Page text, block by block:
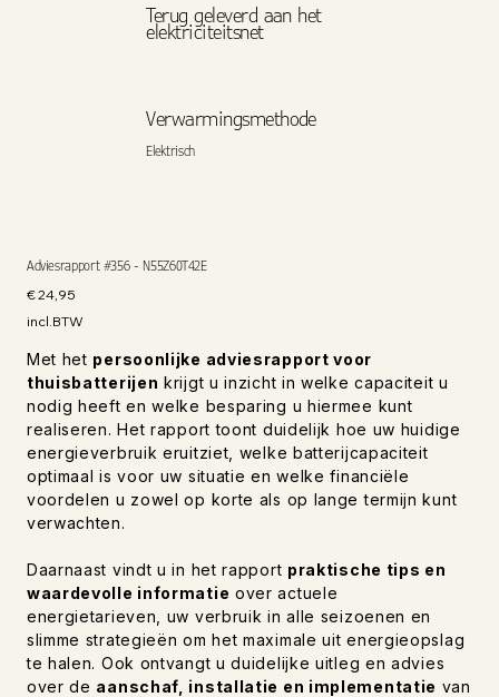
Terug geleverd aan het
elektriciteitsnet
Elektrisch
Verwarmingsmethode
Adviesrapport #356 - N55Z60T42E
Prijs
€ 24,95
incl.BTW
Met het persoonlijke adviesrapport voor
thuisbatterijen krijgt u inzicht in welke capaciteit u
nodig heeft en welke besparing u hiermee kunt
realiseren. Het rapport toont duidelijk hoe uw huidige
energieverbruik eruitziet, welke batterijcapaciteit
optimaal is voor uw situatie en welke financiële
voordelen u zowel op korte als op lange termijn kunt
verwachten.
Daarnaast vindt u in het rapport praktische tips en
waardevolle informatie over actuele
energietarieven, uw verbruik in alle seizoenen en
slimme strategieën om het maximale uit energieopslag
te halen. Ook ontvangt u duidelijke uitleg en advies
over de aanschaf, installatie en implementatie van